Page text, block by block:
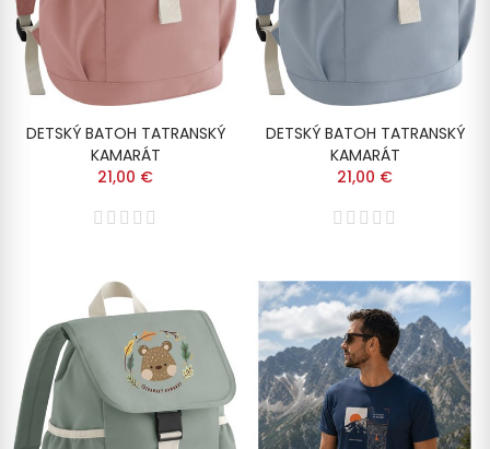
DETSKÝ BATOH TATRANSKÝ
KAMARÁT
21,00 €
DETSKÝ BATOH TATRANSKÝ
KAMARÁT
21,00 €